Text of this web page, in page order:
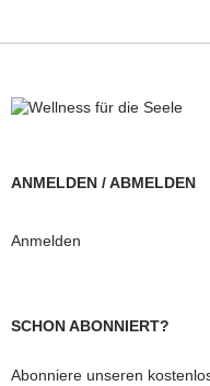
ANMELDEN / ABMELDEN
Anmelden
SCHON ABONNIERT?
Abonniere unseren